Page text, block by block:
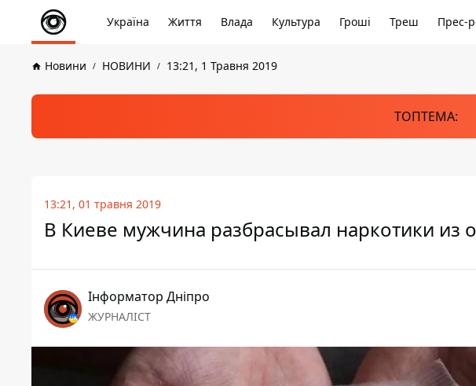
Україна Життя Влада Культура Гроші Треш Прес-
Новини НОВИНИ 13:21, 1 Травня 2019
ТОПТЕМА:
13:21, 01 травня 2019
В Киеве мужчина разбрасывал наркотики из
Інформатор Дніпро
ЖУРНАЛІСТ